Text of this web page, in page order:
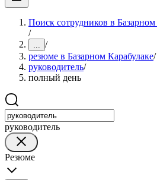
Поиск сотрудников в Базарном
/
... /
резюме в Базарном Карабулаке/
руководитель/
полный день
руководитель
Резюме